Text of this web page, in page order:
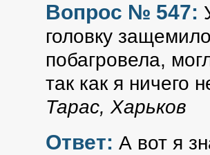
Вопрос № 547:
головку
побагровела,
так как я ничего
Тарас, Харьков
Ответ: А вот я